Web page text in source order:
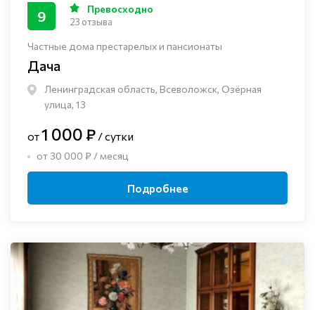
Частные дома престарелых и пансионаты
Дача
Ленинградская область, Всеволожск, Озёрная
улица, 13
9 Превосходно
23 отзыва
от1 000 ₽ / сутки
от 30 000 ₽ / месяц
Подробнее